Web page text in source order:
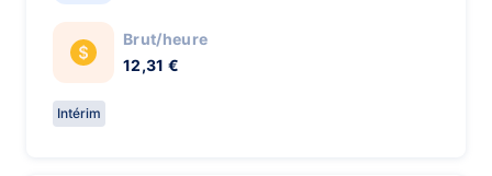
Brut/heure
12,31 €
Intérim